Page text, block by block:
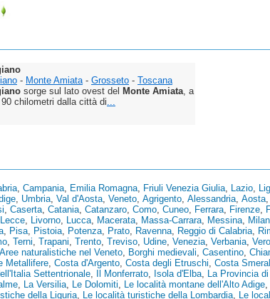
- Monte Amiata- Grosseto - Toscana
sorge sul lato ovest del Monte Amiata, a
chilometri dalla città di...
, Campania, Emilia Romagna, Friuli Venezia Giulia, Lazio,
, Umbria, Val d'Aosta, Veneto, Agrigento, Alessandria, Aosta,
, Caserta, Catania, Catanzaro, Como, Cuneo, Ferrara, Firenze,
Lecce, Livorno, Lucca, Macerata, Massa-Carrara, Messina,
, Pisa, Pistoia, Potenza, Prato, Ravenna, Reggio di Calabria,
, Terni, Trapani, Trento, Treviso, Udine, Venezia, Verbania,
Aree naturalistiche nel Veneto, Borghi medievali, Casentino,
Metallifere, Costa d'Argento, Costa degli Etruschi, Costa
Settentrionale, Il Monferrato, Isola d'Elba, La Provincia
, La Versilia, Le Dolomiti, Le località montane dell'Alto Adige,
della Liguria, Le località turistiche della Lombardia, Le